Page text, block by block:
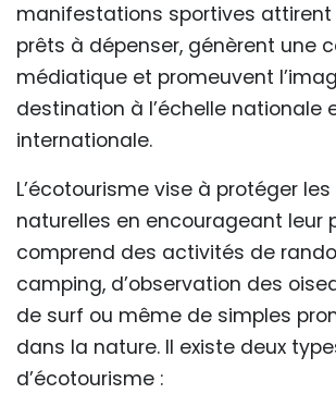
manifestations sportives
prêts à dépenser, génèrent une
médiatique et promeuvent
destination à l’échelle nationale
internationale.
L’écotourisme vise à protéger les
naturelles en encourageant leur
comprend des activités de
camping, d’observation des
de surf ou même de simples
dans la nature. Il existe deux
d’écotourisme :